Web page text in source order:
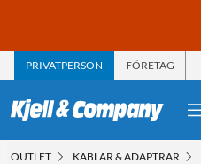
PRIVATPERSON FÖRETAG
OUTLET KABLAR & ADAPTRAR